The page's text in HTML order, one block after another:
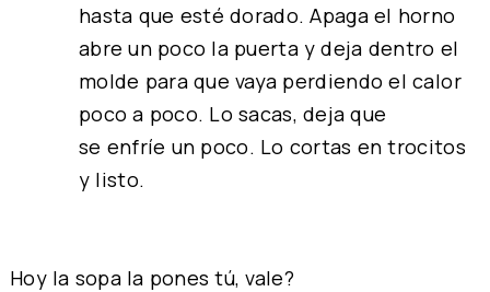
hasta que esté dorado. Apaga el horno
abre un poco la puerta y deja dentro el
molde para que vaya perdiendo el calor
poco a poco. Lo sacas, deja que
se enfríe un poco. Lo cortas en trocitos
y listo.
Hoy la sopa la pones tú, vale?